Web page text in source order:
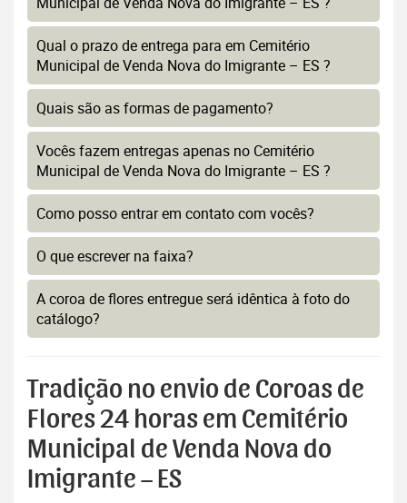
Qual o prazo de entrega para em Cemitério
Municipal de Venda Nova do Imigrante – ES ?
Quais são as formas de pagamento?
Vocês fazem entregas apenas no Cemitério
Municipal de Venda Nova do Imigrante – ES ?
Como posso entrar em contato com vocês?
O que escrever na faixa?
A coroa de flores entregue será idêntica à foto do
catálogo?
Tradição no envio de Coroas de
Flores 24 horas em Cemitério
Municipal de Venda Nova do
Imigrante – ES